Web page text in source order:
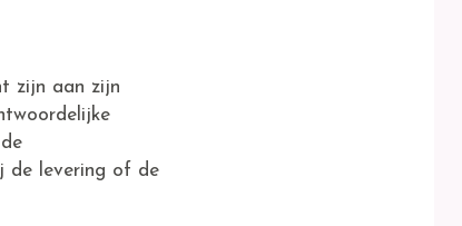
zijn aan zijn
de levering of de